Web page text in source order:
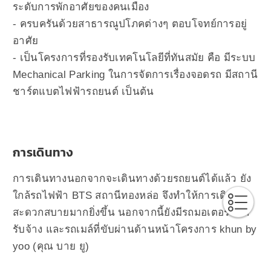
ระดับการพักอาศัยของคนเมือง
- ครบครันด้วยสาธารณูปโภคต่างๆ ตอบโจทย์การอยู่
อาศัย
- เป็นโครงการที่รองรับเทคโนโลยีที่ทันสมัย คือ มีระบบ
Mechanical Parking ในการจัดการเรื่องจอดรถ มีสถานี
ชาร์ตแบตไฟฟ้ารถยนต์ เป็นต้น
การเดินทาง
การเดินทางนอกจากจะเดินทางด้วยรถยนต์ได้แล้ว ยัง
ใกล้รถไฟฟ้า BTS สถานีทองหล่อ จึงทำให้การเดินทาง
สะดวกสบายมากยิ่งขึ้น นอกจากนี้ยังมีรถมอเตอร์ไซต์
รับจ้าง และรถเมล์ที่ขับผ่านด้านหน้าโครงการ khun by
yoo (คุณ บาย ยู)